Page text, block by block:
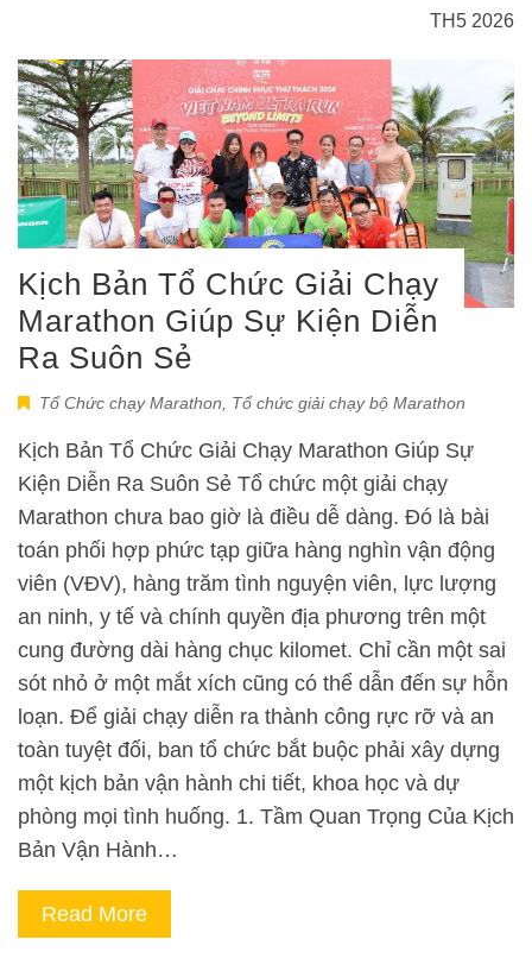
TH5 2026
Kịch Bản Tổ Chức Giải Chạy
Marathon Giúp Sự Kiện Diễn
Ra Suôn Sẻ
Tổ Chức chạy Marathon Tổ chức giải chạy bộ Marathon
Kịch Bản Tổ Chức Giải Chạy Marathon Giúp Sự
Kiện Diễn Ra Suôn Sẻ Tổ chức một giải chạy
Marathon chưa bao giờ là điều dễ dàng. Đó là bài
toán phối hợp phức tạp giữa hàng nghìn vận động
viên (VĐV), hàng trăm tình nguyện viên, lực lượng
an ninh, y tế và chính quyền địa phương trên một
cung đường dài hàng chục kilomet. Chỉ cần một sai
sót nhỏ ở một mắt xích cũng có thể dẫn đến sự hỗn
loạn. Để giải chạy diễn ra thành công rực rỡ và an
toàn tuyệt đối, ban tổ chức bắt buộc phải xây dựng
một kịch bản vận hành chi tiết, khoa học và dự
phòng mọi tình huống. 1. Tầm Quan Trọng Của Kịch
Bản Vận Hành…
Read More